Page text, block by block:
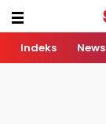
Indeks News